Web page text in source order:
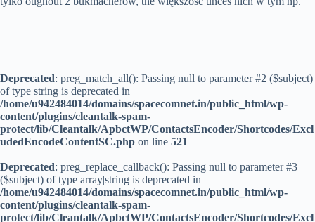
Deprecated: preg_match_all(): Passing null to parameter #2 ($subject)
of type string is deprecated in
/home/u942484014/domains/spacecomnet.in/public_html/wp-
content/plugins/cleantalk-spam-
protect/lib/Cleantalk/ApbctWP/ContactsEncoder/Shortcodes/Excl
udedEncodeContentSC.php on line 521
Deprecated: preg_replace_callback(): Passing null to parameter #3
($subject) of type array|string is deprecated in
/home/u942484014/domains/spacecomnet.in/public_html/wp-
content/plugins/cleantalk-spam-
protect/lib/Cleantalk/ApbctWP/ContactsEncoder/Shortcodes/Excl